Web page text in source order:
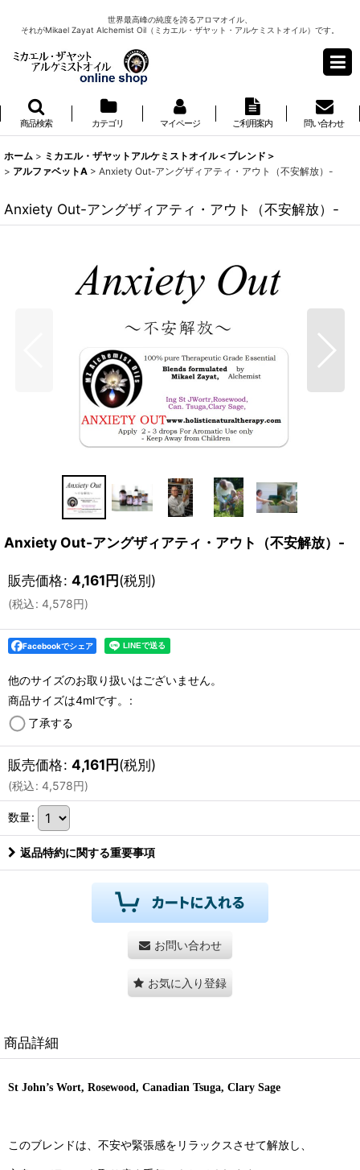
世界最高峰の純度を誇るアロマオイル、
それがMikael Zayat Alchemist Oil（ミカエル・ザヤット・アルケミストオイル）です。
商品検索 カテゴリ マイページ ご利用案内 問い合わせ
ホーム > ミカエル・ザヤットアルケミストオイル＜ブレンド＞
> アルファベットA > Anxiety Out-アングザィアティ・アウト（不安解放）-
Anxiety Out-アングザィアティ・アウト（不安解放）-
Anxiety Out-アングザィアティ・アウト（不安解放）-
販売価格: 4,161円(税別)
(税込: 4,578円)
Facebookでシェア
他のサイズのお取り扱いはございません。
商品サイズは4mlです。
:
了承する
販売価格: 4,161円(税別)
(税込: 4,578円)
数量:
返品特約に関する重要事項
お問い合わせ
お気に入り登録
商品詳細
St John’s Wort, Rosewood, Canadian Tsuga, Clary Sage
このブレンドは、不安や緊張感をリラックスさせて解放し、